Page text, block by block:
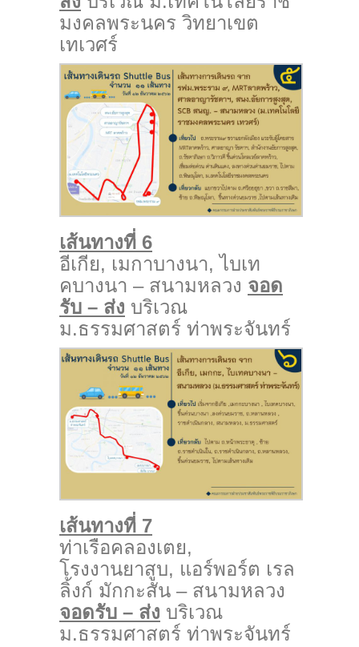
มงคลพระนคร วิทยาเขต
เทเวศร์
เส้นทางที่ 6
อีเกีย, เมกาบางนา, ไบเท
คบางนา – สนามหลวง จอด
รับ – ส่ง บริเวณ
ม.ธรรมศาสตร์ ท่าพระจันทร์
เส้นทางที่ 7
ท่าเรือคลองเตย,
โรงงานยาสูบ, แอร์พอร์ต เรล
ลิ้งก์ มักกะสัน – สนามหลวง
จอดรับ – ส่ง บริเวณ
ม.ธรรมศาสตร์ ท่าพระจันทร์